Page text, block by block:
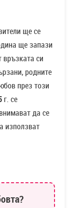
ще се
ще запази
си
родните
през този
г. се
да се
използват